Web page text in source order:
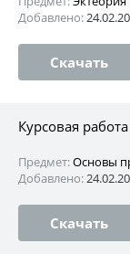
Добавлено:
Скачать
Курсовая
Предмет:Основы
Добавлено:
Скачать